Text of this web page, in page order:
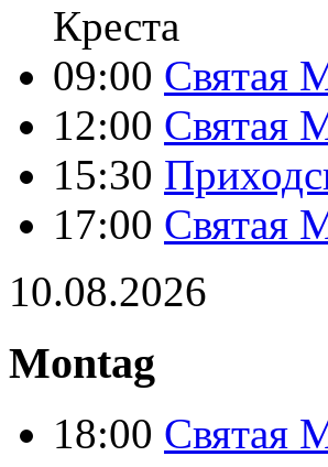
Креста
09:00 Святая
12:00 Святая
15:30
17:00 Святая
10.08.2026
Montag
18:00 Святая